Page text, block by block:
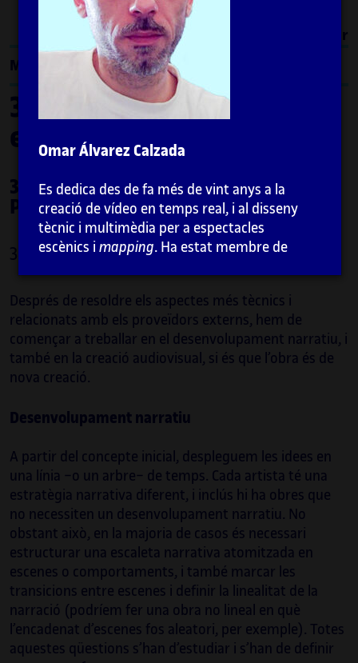
Imprimir
Menú
3. Llum, so, moviment i
espai
3.10. Cas d’estudi:Horizon, de
Playmodes
3.10.3. Projecte creatiu
Després de resoldre els aspectes més tècnics i
relacionats amb els proveïdors externs, hem de
començar a treballar en el desenvolupament narratiu, i
també en la creació audiovisual, si és que l’obra és de
nova creació.
Desenvolupament narratiu
A partir del concepte inicial, despleguem les idees en
una línia −o un arbre− de temps. Cada artista té una
estratègia narrativa diferent, i inclús hi ha obres que
no necessiten un desenvolupament narratiu. No
obstant això, en la majoria de casos és necessari
estructurar una escaleta narrativa atomitzada en
escenes o comportaments, i també marcar les
transicions entre escenes i definir la linealitat de la
narració (podríem fer una obra no lineal en què
l’encadenat d’escenes fos aleatori, per exemple). Totes
aquestes qüestions s’han d’estudiar i s’han de definir
Omar Álvarez Calzada
Es dedica des de fa més de vint anys a la
creació de vídeo en temps real, i al disseny
tècnic i multimèdia per a espectacles
escènics i mapping. Ha estat membre de
dut a terme projectes devjing,mapping
pixel mapping, fulldome i vídeo immersiu, i
ha treballat en gires escèniques musicals i
teatrals.
amb Ideal Barcelona i Layers of Reality, amb
Madrid Artes Digitales, on ha supervisat i
coordinat les exposicions immersives sobre
Gustav Klimt i Tutankhamon, o Frida Kahlo a
Mont-real.
És professor de l’assignatura de Vídeo en
temps real del màster d’Innovació
Audiovisual i Interacció de BAU des del 2018.